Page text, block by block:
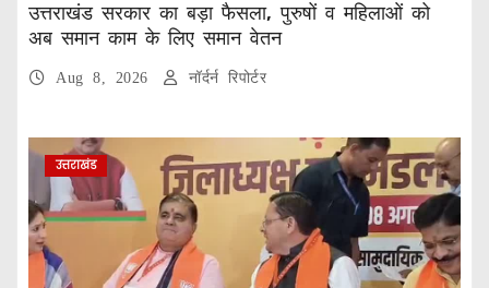
उत्तराखंड सरकार का बड़ा फैसला, पुरुषों व महिलाओं को
अब समान काम के लिए समान वेतन
Aug 8, 2026 नॉर्दर्न रिपोर्टर
उत्तराखंड